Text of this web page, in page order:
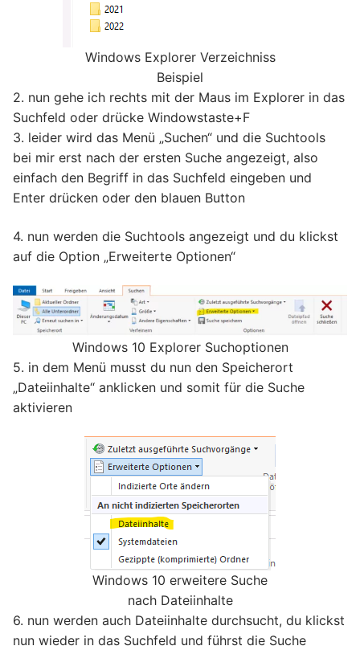
Windows Explorer Verzeichniss
Beispiel
2. nun gehe ich rechts mit der Maus im Explorer in das
Suchfeld oder drücke Windowstaste+F
3. leider wird das Menü „Suchen“ und die Suchtools
bei mir erst nach der ersten Suche angezeigt, also
einfach den Begriff in das Suchfeld eingeben und
Enter drücken oder den blauen Button
4. nun werden die Suchtools angezeigt und du klickst
auf die Option „Erweiterte Optionen“
Windows 10 Explorer Suchoptionen
5. in dem Menü musst du nun den Speicherort
„Dateiinhalte“ anklicken und somit für die Suche
aktivieren
Windows 10 erweitere Suche
nach Dateiinhalte
6. nun werden auch Dateiinhalte durchsucht, du klickst
nun wieder in das Suchfeld und führst die Suche